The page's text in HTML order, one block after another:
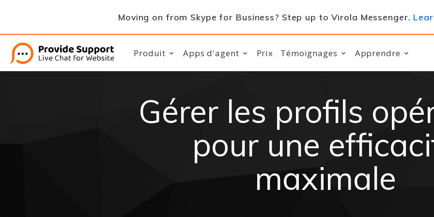
Moving on from Skype for Business? Step up to Virola Messenger.
Produit Apps d'agent Prix Témoignages Apprendre
Gérer les profils
pour une
maximale